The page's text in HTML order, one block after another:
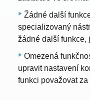
Žádné další
specializovaný
žádné další funkce,
Omezená
upravit nastavení
funkci považovat